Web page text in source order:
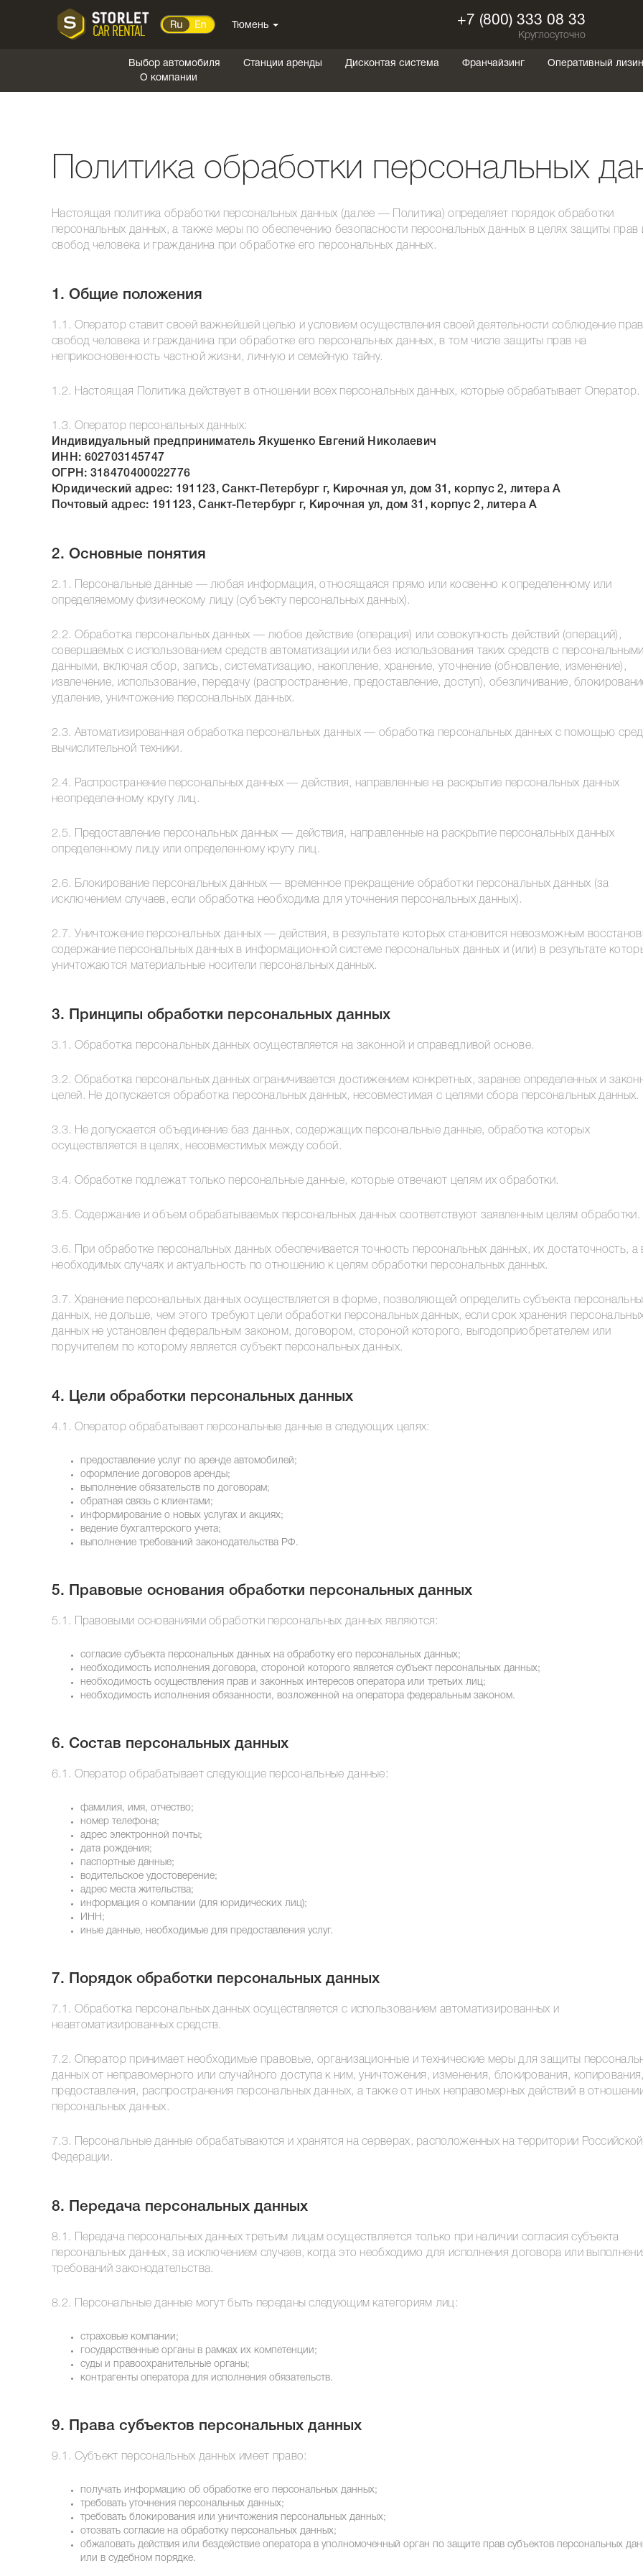
Тюмень +7 (800) 333 08 33
Круглосуточно
Выбор автомобиля Станции аренды Дисконтая система Франчайзинг
Оперативный
О компании
Политика обработки персональных
Настоящая политика обработки персональных данных (далее — Политика) определяет порядок обработки
персональных данных, а также меры по обеспечению безопасности персональных данных в целях защиты прав
свобод человека и гражданина при обработке его персональных данных.
1. Общие положения
1.1. Оператор ставит своей важнейшей целью и условием осуществления своей деятельности соблюдение
свобод человека и гражданина при обработке его персональных данных, в том числе защиты прав на
неприкосновенность частной жизни, личную и семейную тайну.
1.2. Настоящая Политика действует в отношении всех персональных данных, которые обрабатывает Оператор.
1.3. Оператор персональных данных:
Индивидуальный предприниматель Якушенко Евгений Николаевич
ИНН: 602703145747
ОГРН: 318470400022776
Юридический адрес: 191123, Санкт-Петербург г, Кирочная ул, дом 31, корпус 2, литера А
Почтовый адрес: 191123, Санкт-Петербург г, Кирочная ул, дом 31, корпус 2, литера А
2. Основные понятия
2.1. Персональные данные — любая информация, относящаяся прямо или косвенно к определенному или
определяемому физическому лицу (субъекту персональных данных).
2.2. Обработка персональных данных — любое действие (операция) или совокупность действий (операций),
совершаемых с использованием средств автоматизации или без использования таких средств с
данными, включая сбор, запись, систематизацию, накопление, хранение, уточнение (обновление, изменение),
извлечение, использование, передачу (распространение, предоставление, доступ), обезличивание,
удаление, уничтожение персональных данных.
2.3. Автоматизированная обработка персональных данных — обработка персональных данных с помощью
вычислительной техники.
2.4. Распространение персональных данных — действия, направленные на раскрытие персональных данных
неопределенному кругу лиц.
2.5. Предоставление персональных данных — действия, направленные на раскрытие персональных данных
определенному лицу или определенному кругу лиц.
2.6. Блокирование персональных данных — временное прекращение обработки персональных данных (за
исключением случаев, если обработка необходима для уточнения персональных данных).
2.7. Уничтожение персональных данных — действия, в результате которых становится невозможным
содержание персональных данных в информационной системе персональных данных и (или) в результате
уничтожаются материальные носители персональных данных.
3. Принципы обработки персональных данных
3.1. Обработка персональных данных осуществляется на законной и справедливой основе.
3.2. Обработка персональных данных ограничивается достижением конкретных, заранее определенных и
целей. Не допускается обработка персональных данных, несовместимая с целями сбора персональных данных.
3.3. Не допускается объединение баз данных, содержащих персональные данные, обработка которых
осуществляется в целях, несовместимых между собой.
3.4. Обработке подлежат только персональные данные, которые отвечают целям их обработки.
3.5. Содержание и объем обрабатываемых персональных данных соответствуют заявленным целям обработки.
3.6. При обработке персональных данных обеспечивается точность персональных данных, их достаточность, а
необходимых случаях и актуальность по отношению к целям обработки персональных данных.
3.7. Хранение персональных данных осуществляется в форме, позволяющей определить субъекта
данных, не дольше, чем этого требуют цели обработки персональных данных, если срок хранения
данных не установлен федеральным законом, договором, стороной которого, выгодоприобретателем или
поручителем по которому является субъект персональных данных.
4. Цели обработки персональных данных
4.1. Оператор обрабатывает персональные данные в следующих целях:
предоставление услуг по аренде автомобилей;
оформление договоров аренды;
выполнение обязательств по договорам;
обратная связь с клиентами;
информирование о новых услугах и акциях;
ведение бухгалтерского учета;
выполнение требований законодательства РФ.
5. Правовые основания обработки персональных данных
5.1. Правовыми основаниями обработки персональных данных являются:
согласие субъекта персональных данных на обработку его персональных данных;
необходимость исполнения договора, стороной которого является субъект персональных данных;
необходимость осуществления прав и законных интересов оператора или третьих лиц;
необходимость исполнения обязанности, возложенной на оператора федеральным законом.
6. Состав персональных данных
6.1. Оператор обрабатывает следующие персональные данные:
фамилия, имя, отчество;
номер телефона;
адрес электронной почты;
дата рождения;
паспортные данные;
водительское удостоверение;
адрес места жительства;
информация о компании (для юридических лиц);
ИНН;
иные данные, необходимые для предоставления услуг.
7. Порядок обработки персональных данных
7.1. Обработка персональных данных осуществляется с использованием автоматизированных и
неавтоматизированных средств.
7.2. Оператор принимает необходимые правовые, организационные и технические меры для защиты
данных от неправомерного или случайного доступа к ним, уничтожения, изменения, блокирования,
предоставления, распространения персональных данных, а также от иных неправомерных действий в
персональных данных.
7.3. Персональные данные обрабатываются и хранятся на серверах, расположенных на территории Российской
Федерации.
8. Передача персональных данных
8.1. Передача персональных данных третьим лицам осуществляется только при наличии согласия субъекта
персональных данных, за исключением случаев, когда это необходимо для исполнения договора или
требований законодательства.
8.2. Персональные данные могут быть переданы следующим категориям лиц:
страховые компании;
государственные органы в рамках их компетенции;
суды и правоохранительные органы;
контрагенты оператора для исполнения обязательств.
9. Права субъектов персональных данных
9.1. Субъект персональных данных имеет право:
получать информацию об обработке его персональных данных;
требовать уточнения персональных данных;
требовать блокирования или уничтожения персональных данных;
отозвать согласие на обработку персональных данных;
обжаловать действия или бездействие оператора в уполномоченный орган по защите прав субъектов персональных
или в судебном порядке.